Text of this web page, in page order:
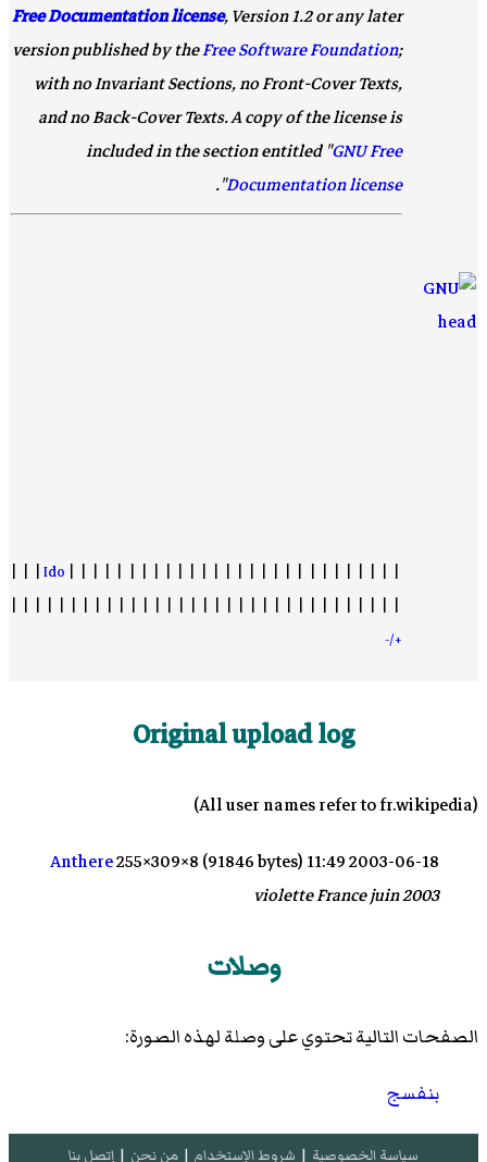
Free Documentation license, Version 1.2 or any later
version published by theFree Software Foundation;
with no Invariant Sections, no Front-Cover Texts,
and no Back-Cover Texts. A copy of the license is
included in the section entitled "GNU Free
Documentation license
".
| | | | | | | | | | | | | | | | | | | | | | | | | | | |
Ido
| | |
| | | | | | | | | | | | | | | | | | | | | | | | | | | | | | | | |
+/-
Original upload log
(All user names refer to fr.wikipedia)
2003-06-18 11:49
Anthere255×309×8 (91846 bytes)
violette France juin 2003
وصلات
الصفحات التالية تحتوي على وصلة لهذه الصورة:
بنفسج
سياسة الخصوصية | شروط الإستخدام | من نحن | إتصل بنا